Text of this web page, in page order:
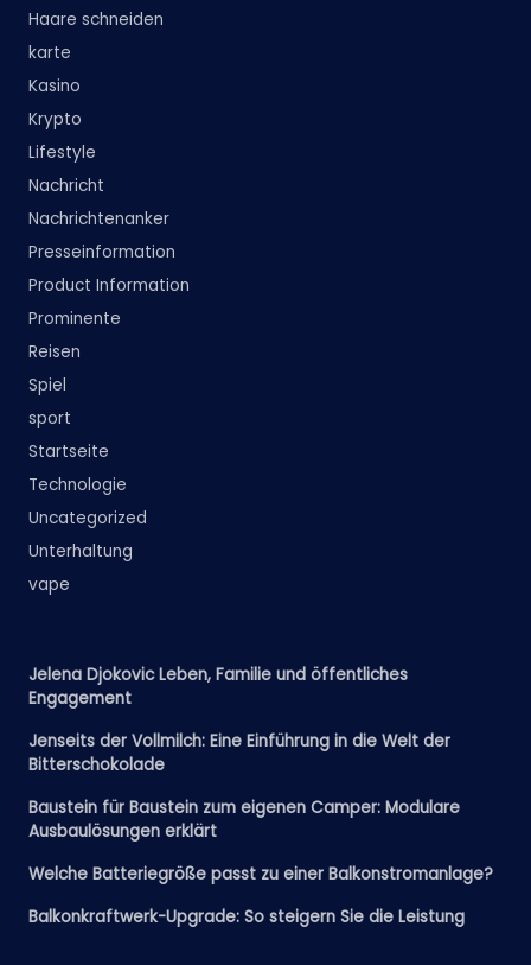
Haare schneiden
karte
Kasino
Krypto
Lifestyle
Nachricht
Nachrichtenanker
Presseinformation
Product Information
Prominente
Reisen
Spiel
sport
Startseite
Technologie
Uncategorized
Unterhaltung
vape
Jelena Djokovic Leben, Familie und öffentliches
Engagement
Jenseits der Vollmilch: Eine Einführung in die Welt der
Bitterschokolade
Baustein für Baustein zum eigenen Camper: Modulare
Ausbaulösungen erklärt
Welche Batteriegröße passt zu einer Balkonstromanlage?
Balkonkraftwerk-Upgrade: So steigern Sie die Leistung